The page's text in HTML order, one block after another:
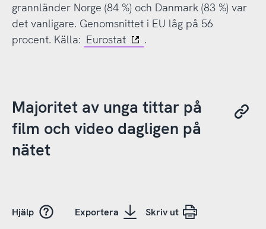
grannländer Norge (84 %) och Danmark (83 %) var
det vanligare. Genomsnittet i EU låg på 56
procent. Källa: Eurostat .
Majoritet av unga tittar på
film och video dagligen på
nätet
Hjälp Exportera Skriv ut